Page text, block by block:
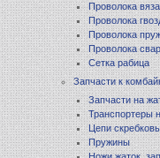
Проволока
Проволока
Проволока
Проволока
Сетка рабица
Запчасти к
Запчасти на
Транспортеры
Цепи
Пружины